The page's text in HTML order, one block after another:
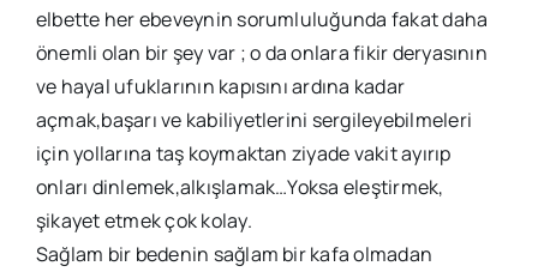
elbette her ebeveynin sorumluluğunda fakat daha
önemli olan bir şey var ; o da onlara fikir deryasının
ve hayal ufuklarının kapısını ardına kadar
açmak,başarı ve kabiliyetlerini sergileyebilmeleri
için yollarına taş koymaktan ziyade vakit ayırıp
onları dinlemek,alkışlamak…Yoksa eleştirmek,
şikayet etmek çok kolay.
Sağlam bir bedenin sağlam bir kafa olmadan